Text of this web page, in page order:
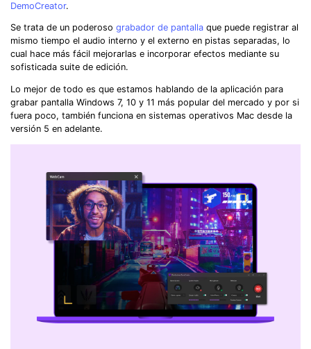
DemoCreator.
Se trata de un poderoso grabador de pantalla que puede registrar al
mismo tiempo el audio interno y el externo en pistas separadas, lo
cual hace más fácil mejorarlas e incorporar efectos mediante su
sofisticada suite de edición.
Lo mejor de todo es que estamos hablando de la aplicación para
grabar pantalla Windows 7, 10 y 11 más popular del mercado y por si
fuera poco, también funciona en sistemas operativos Mac desde la
versión 5 en adelante.